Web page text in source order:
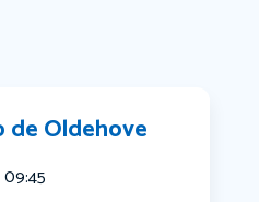
de Oldehove